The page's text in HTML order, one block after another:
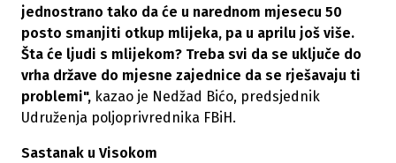
jednostrano tako da će u narednom mjesecu 50
posto smanjiti otkup mlijeka, pa u aprilu još više.
Šta će ljudi s mlijekom? Treba svi da se uključe do
vrha države do mjesne zajednice da se rješavaju ti
problemi", kazao je Nedžad Bićo, predsjednik
Udruženja poljoprivrednika FBiH.
Sastanak u Visokom